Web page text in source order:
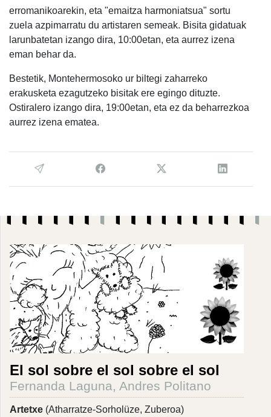
erromanikoarekin, eta "emaitza harmoniatsua" sortu
zuela azpimarratu du artistaren semeak. Bisita gidatuak
larunbatetan izango dira, 10:00etan, eta aurrez izena
eman behar da.
Bestetik, Montehermosoko ur biltegi zaharreko
erakusketa ezagutzeko bisitak ere egingo dituzte.
Ostiralero izango dira, 19:00etan, eta ez da beharrezkoa
aurrez izena ematea.
El sol sobre el sol sobre el sol
Fernanda Laguna, Andres Politano
Artetxe (Atharratze-Sorholüze, Zuberoa)